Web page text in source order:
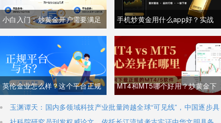
小白入门：炒黄金开户需要满足
什么条件？一文讲清所有要求
手机炒黄金用什么app好？实战
经验者都用什么app？
英伦金业怎么样？这个平台正规
吗？
MT4和MT5哪个好用？炒黄金下
载MT4/5攻略及优劣解析
玉渊谭天：国内多领域科技产业批量跨越全球“可见线”，中国逐步具
备定义全球新产品与产业方向的能力